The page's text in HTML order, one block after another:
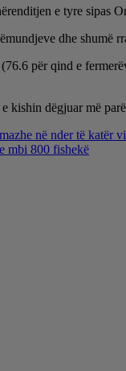
e tyre sipas
dhe shumë
për qind e
kishin dëgjuar më
në nder të katër
mbi 800 fishekë